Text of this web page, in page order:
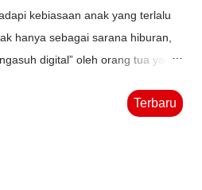
kebiasaan anak yang terlalu
hanya sebagai sarana hiburan,
digital” oleh orang tua yang
berlebihan pada anak usia dini
Terbaru